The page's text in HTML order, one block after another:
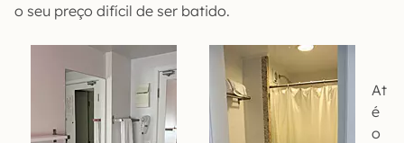
o seu preço difícil de ser batido.
At
é
o